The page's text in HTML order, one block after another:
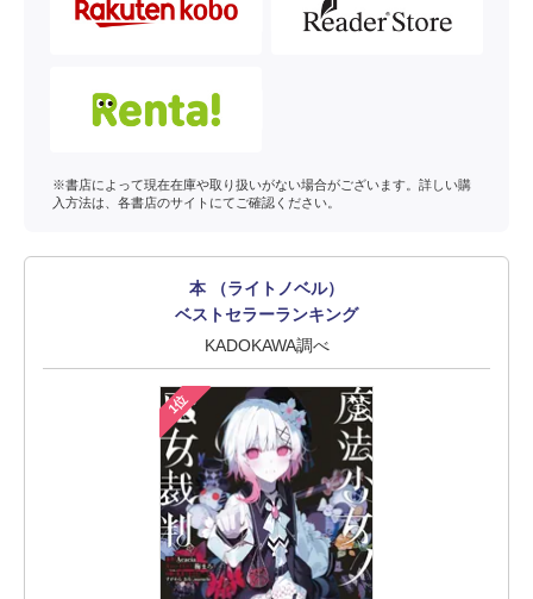
※書店によって現在在庫や取り扱いがない場合がございます。詳しい購
入方法は、各書店のサイトにてご確認ください。
本 （ライトノベル）
ベストセラーランキング
KADOKAWA調べ
1位